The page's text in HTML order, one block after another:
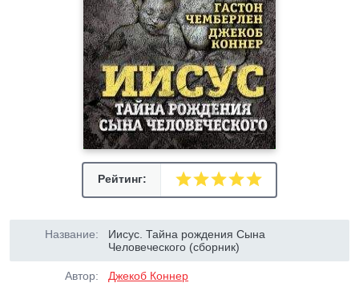
Рейтинг:
Название:
Иисус. Тайна рождения Сына
Человеческого (сборник)
Автор: Джекоб Коннер